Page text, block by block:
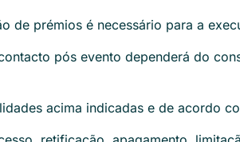
prémios é necessário para a
pós evento dependerá do
acima indicadas e de acordo